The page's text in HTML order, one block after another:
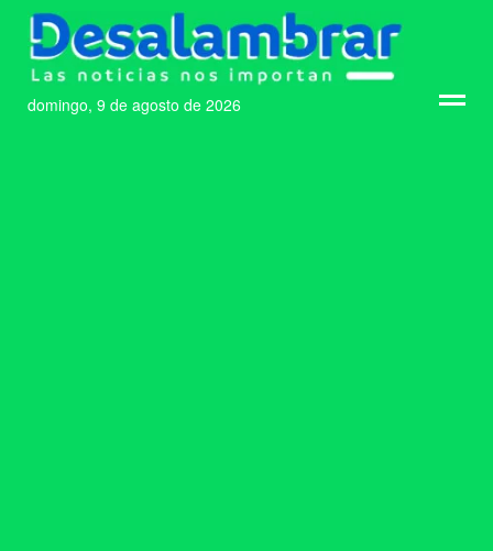
domingo, 9 de agosto de 2026